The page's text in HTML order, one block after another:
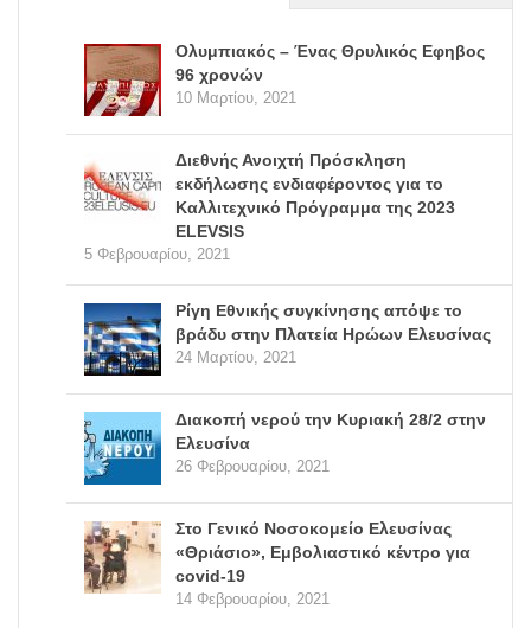
Ολυμπιακός – Ένας Θρυλικός Εφηβος
96 χρονών
10 Μαρτίου, 2021
Διεθνής Ανοιχτή Πρόσκληση
εκδήλωσης ενδιαφέροντος για το
Καλλιτεχνικό Πρόγραμμα της 2023
ELEVSIS
5 Φεβρουαρίου, 2021
Ρίγη Εθνικής συγκίνησης απόψε το
βράδυ στην Πλατεία Ηρώων Ελευσίνας
24 Μαρτίου, 2021
Διακοπή νερού την Κυριακή 28/2 στην
Ελευσίνα
26 Φεβρουαρίου, 2021
Στο Γενικό Νοσοκομείο Ελευσίνας
«Θριάσιο», Εμβολιαστικό κέντρο για
covid-19
14 Φεβρουαρίου, 2021